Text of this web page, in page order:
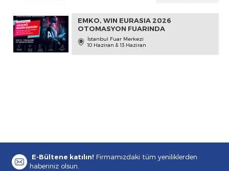
EMKO, WIN EURASIA 2026
OTOMASYON FUARINDA
İstanbul Fuar Merkezi
10 Haziran & 13 Haziran
E-Bültene katılın! Firmamızdaki tüm yeniliklerden
haberiniz olsun.